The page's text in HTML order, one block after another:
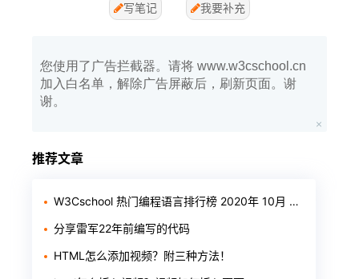
写笔记 我要补充
您使用了广告拦截器。请将 www.w3cschool.cn
加入白名单，解除广告屏蔽后，刷新页面。谢
谢。
推荐文章
W3Cschool 热门编程语言排行榜 2020年 10月 TOP10
分享雷军22年前编写的代码
HTML怎么添加视频？附三种方法！